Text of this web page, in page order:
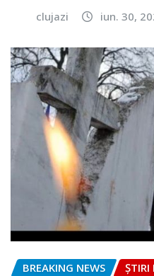
clujazi iun. 30,
BREAKING NEWS ȘTIRI